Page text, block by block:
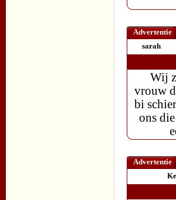
Advertentie
sarah
Wij
vrouw
bi
ons
Advertentie